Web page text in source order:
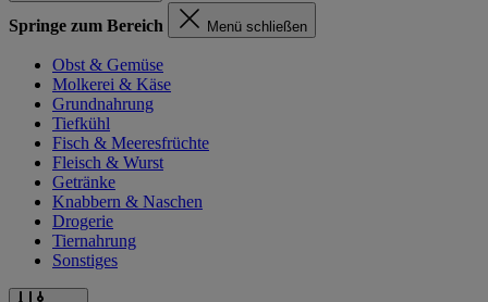
Springe zum Bereich Menü schließen
Obst & Gemüse
Molkerei & Käse
Grundnahrung
Tiefkühl
Fisch & Meeresfrüchte
Fleisch & Wurst
Getränke
Knabbern & Naschen
Drogerie
Tiernahrung
Sonstiges